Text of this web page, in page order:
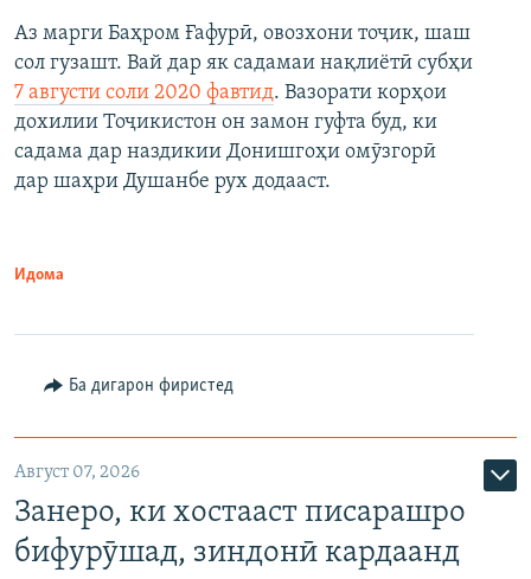
Аз марги Баҳром Ғафурӣ, овозхони тоҷик, шаш
сол гузашт. Вай дар як садамаи нақлиётӣ субҳи
7 августи соли 2020 фавтид. Вазорати корҳои
дохилии Тоҷикистон он замон гуфта буд, ки
садама дар наздикии Донишгоҳи омӯзгорӣ
дар шаҳри Душанбе рух додааст.
Идома
Ба дигарон фиристед
Август 07, 2026
Занеро, ки хостааст писарашро
бифурӯшад, зиндонӣ кардаанд